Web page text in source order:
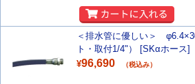
＜排水管に優しい＞
ト・取付1/4"） [SKαホース]
¥96,690 （税込み）